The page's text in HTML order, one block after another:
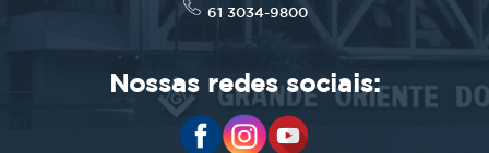
61 3034-9800
Nossas redes sociais: